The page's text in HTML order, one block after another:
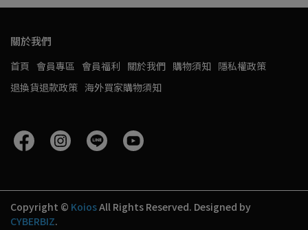
關於我們
首頁 會員專區 會員福利 關於我們 購物須知 隱私權政策
退換貨退款政策 海外買家購物須知
Copyright © KoiosAll Rights Reserved. Designed by
CYBERBIZ.